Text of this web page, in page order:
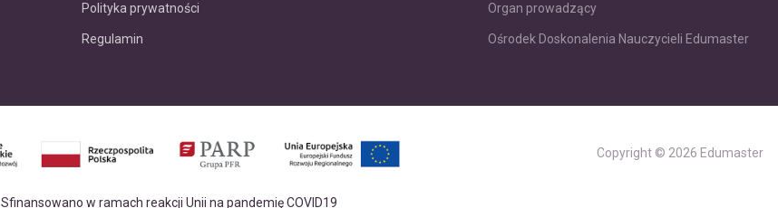
Polityka prywatności
Regulamin
Organ prowadzący
Ośrodek Doskonalenia Nauczycieli Edumaster
Copyright © 2026 Edumaster
Sfinansowano w ramach reakcji Unii na pandemię COVID19